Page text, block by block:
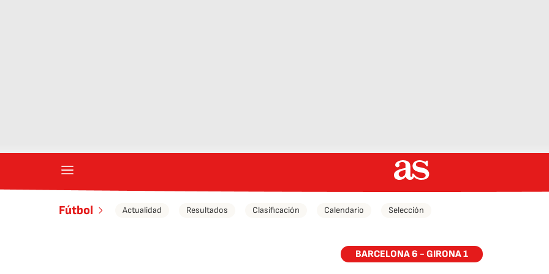
Fútbol Actualidad Resultados Clasificación Calendario Selección
BARCELONA 6 - GIRONA 1